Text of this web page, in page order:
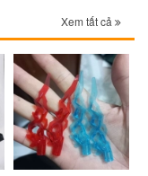
Xem tất cả